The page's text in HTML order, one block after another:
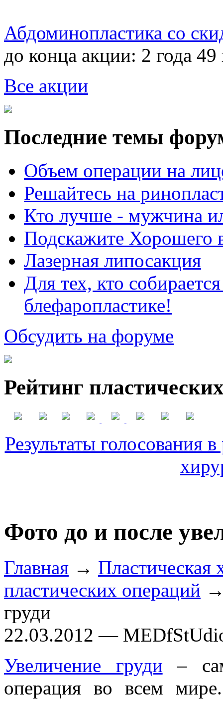
Абдоминопластика со
до конца акции: 2 года 49
Все акции
Последние темы
Объем операции на
Решайтесь на
Кто лучше - мужчина
Подскажите Хорошего
Лазерная липосакция
Для тех, кто
блефаропластике!
Обсудить на форуме
Рейтинг
Результаты голосования
Фото до и после
Главная → Пластическая
пластических операций
груди
22.03.2012 —
Увеличение груди –
операция во всем